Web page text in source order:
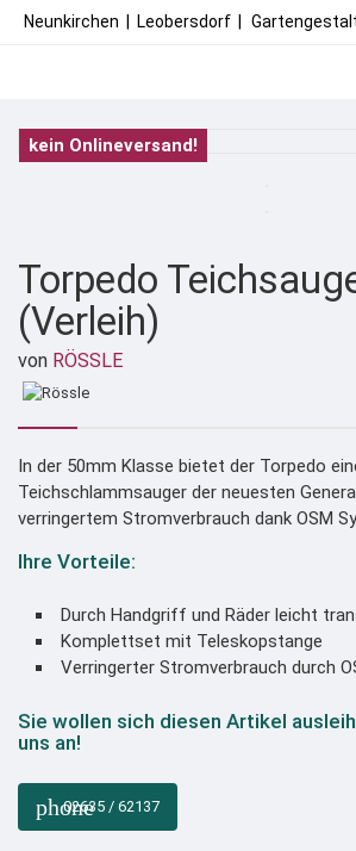
Neunkirchen Leobersdorf
kein Onlineversand!
Torpedo
(Verleih)
von RÖSSLE
In der 50mm Klasse bietet der Torpedo
Teichschlammsauger der neuesten
verringertem Stromverbrauch dank OSM
Ihre Vorteile:
Durch Handgriff und Räder leicht
Komplettset mit Teleskopstange
Verringerter Stromverbrauch durch
Sie wollen sich diesen Artikel
uns an!
phone02635 / 62137